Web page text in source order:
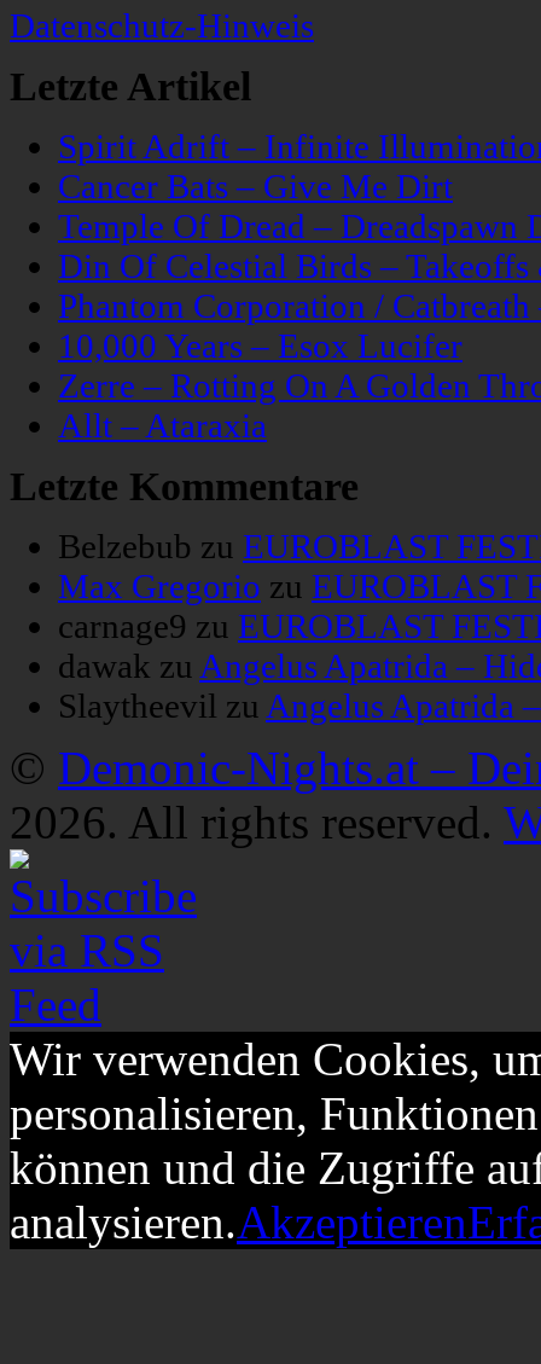
Datenschutz-Hinweis
Letzte Artikel
Spirit Adrift – Infinite
Cancer Bats – Give Me Dirt
Temple Of Dread – Dreadspawn
Din Of Celestial Birds –
Phantom Corporation /
10,000 Years – Esox Lucifer
Zerre – Rotting On A Golden
Allt – Ataraxia
Letzte Kommentare
Belzebub zu EUROBLAST
Max Gregorio zu EUROBLAST
carnage9 zu EUROBLAST
dawak zu Angelus Apatrida –
Slaytheevil zu Angelus Apatrida
© Demonic-Nights.at –
2026. All rights reserved.
Wir verwenden Cookies,
personalisieren,
können und die Zugriffe
analysieren.Akzeptieren